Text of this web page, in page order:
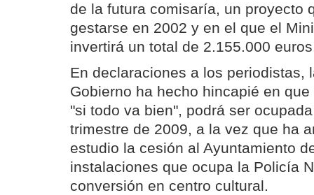
de la futura comisaría, un proyecto
gestarse en 2002 y en el que el
invertirá un total de 2.155.000
En declaraciones a los periodistas,
Gobierno ha hecho hincapié en
"si todo va bien", podrá ser
trimestre de 2009, a la vez que ha
estudio la cesión al Ayuntamiento
instalaciones que ocupa la Policía
conversión en centro cultural.